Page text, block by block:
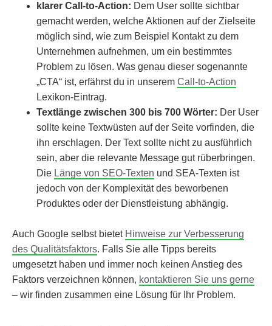
klarer Call-to-Action: Dem User sollte sichtbar
gemacht werden, welche Aktionen auf der Zielseite
möglich sind, wie zum Beispiel Kontakt zu dem
Unternehmen aufnehmen, um ein bestimmtes
Problem zu lösen. Was genau dieser sogenannte
„CTA“ ist, erfährst du in unserem Call-to-Action
Lexikon-Eintrag.
Textlänge zwischen 300 bis 700 Wörter: Der User
sollte keine Textwüsten auf der Seite vorfinden, die
ihn erschlagen. Der Text sollte nicht zu ausführlich
sein, aber die relevante Message gut rüberbringen.
Die Länge von SEO-Texten und SEA-Texten ist
jedoch von der Komplexität des beworbenen
Produktes oder der Dienstleistung abhängig.
Auch Google selbst bietet Hinweise zur Verbesserung
des Qualitätsfaktors. Falls Sie alle Tipps bereits
umgesetzt haben und immer noch keinen Anstieg des
Faktors verzeichnen können, kontaktieren Sie uns gerne
– wir finden zusammen eine Lösung für Ihr Problem.